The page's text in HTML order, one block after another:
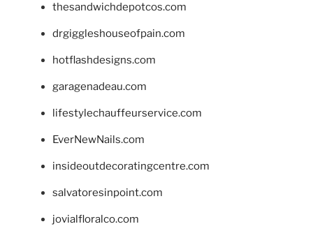
thesandwichdepotcos.com
drgiggleshouseofpain.com
hotflashdesigns.com
garagenadeau.com
lifestylechauffeurservice.com
EverNewNails.com
insideoutdecoratingcentre.com
salvatoresinpoint.com
jovialfloralco.com